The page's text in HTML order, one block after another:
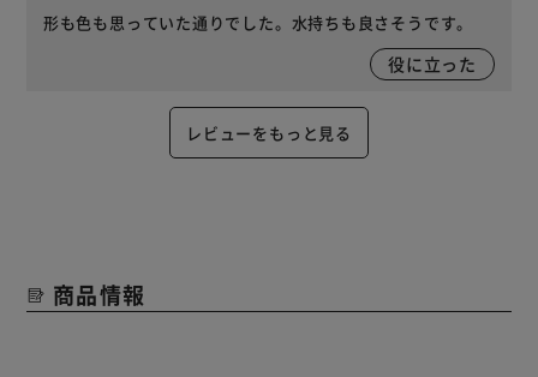
形も色も思っていた通りでした。水持ちも良さそうです。
役に立った
レビューをもっと見る
商品情報